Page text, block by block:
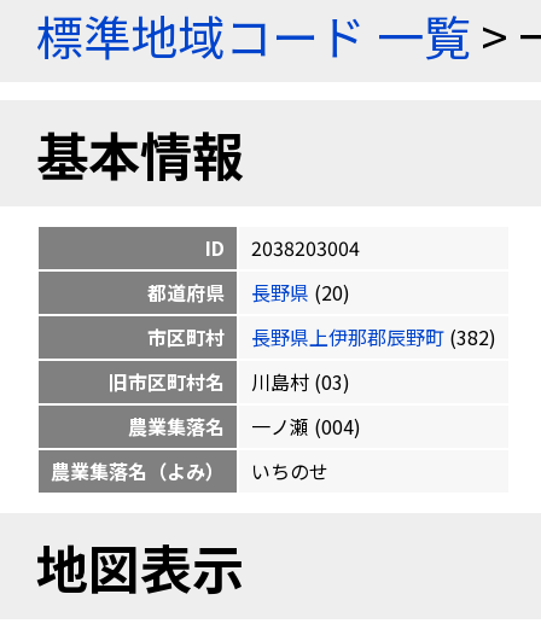
標準地域コード 一覧>
基本情報
ID
2038203004
都道府県
長野県 (20)
市区町村
長野県上伊那郡辰野町 (382)
旧市区町村名
川島村 (03)
農業集落名
一ノ瀬 (004)
農業集落名（よみ）
いちのせ
地図表示